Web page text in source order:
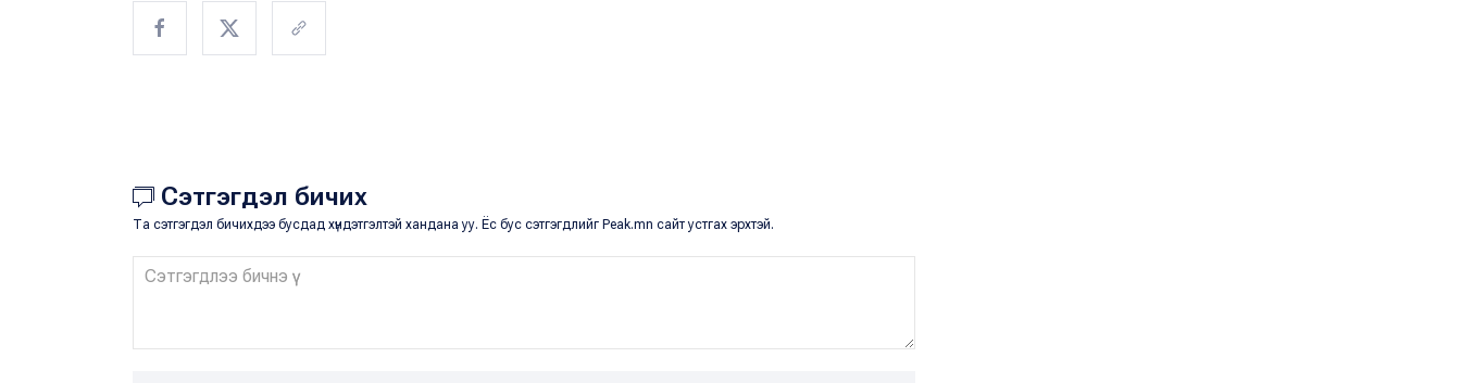
Сэтгэгдэл бичих
Та сэтгэгдэл бичихдээ бусдад хүндэтгэлтэй хандана уу. Ёс бус сэтгэгдлийг Peak.mn сайт устгах эрхтэй.